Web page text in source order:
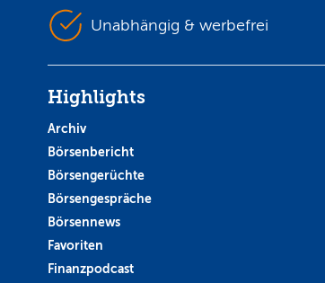
Unabhängig & werbefrei
Highlights
Archiv
Börsenbericht
Börsengerüchte
Börsengespräche
Börsennews
Favoriten
Finanzpodcast